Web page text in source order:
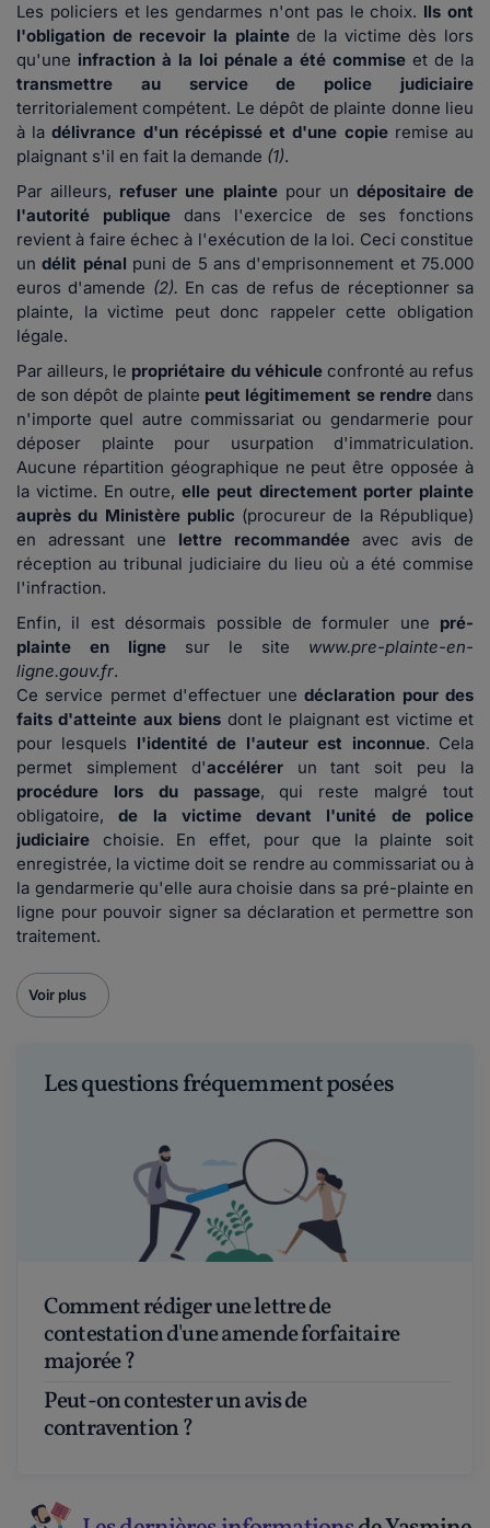
Les policiers et les gendarmes n'ont pas le choix. Ils ont
l'obligation de recevoir la plaintede la victime dès lors
qu'une infraction à la loi pénale a été commise et de la
transmettre au service de police judiciaire
territorialement compétent. Le dépôt de plainte donne lieu
à ladélivrance d'un récépissé et d'une copieremise au
plaignant s'il en fait la demande (1).
Par ailleurs, refuser une plaintepour un dépositaire de
l'autorité publique dans l'exercice de ses fonctions
revient à faire échec à l'exécution de la loi. Ceci constitue
undélit pénal puni de 5 ans d'emprisonnement et 75.000
euros d'amende (2). En cas de refus de réceptionner sa
plainte, la victime peut donc rappeler cette obligation
légale.
Par ailleurs, le propriétaire du véhiculeconfronté au refus
de son dépôt de plainte peut légitimement se rendredans
n'importe quel autre commissariat ou gendarmerie pour
déposer plainte pour usurpation d'immatriculation.
Aucune répartition géographique ne peut être opposée à
la victime. En outre, elle peut directement porter plainte
auprès du Ministère public (procureur de la République)
en adressant une lettre recommandée avec avis de
réception au tribunal judiciaire du lieu où a été commise
l'infraction.
Enfin, il est désormais possible de formuler une pré-
plainte en ligne sur le site www.pre-plainte-en-
ligne.gouv.fr.
Ce service permet d'effectuer unedéclaration pour des
faits d'atteinte aux biens dont le plaignant est victime et
pour lesquels l'identité de l'auteur est inconnue. Cela
permet simplement d'accélérer un tant soit peu la
procédure lors du passage, qui reste malgré tout
obligatoire,de la victime devant l'unité de police
judiciaire choisie. En effet, pour que la plainte soit
enregistrée, la victime doit se rendre au commissariat ou à
la gendarmerie qu'elle aura choisie dans sa pré-plainte en
ligne pour pouvoir signer sa déclaration et permettre son
traitement.
Voir plus
Les questions fréquemment posées
Comment rédiger une lettre de
contestation d'une amende forfaitaire
majorée ?
Peut-on contester un avis de
contravention ?